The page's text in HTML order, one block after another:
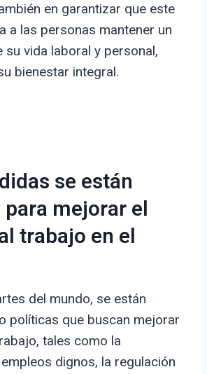
en garantizar que este
a las personas mantener un
su vida laboral y personal,
bienestar integral.
se están
mejorar el
trabajo en el
del mundo, se están
políticas que buscan mejorar
tales como la
dignos, la regulación